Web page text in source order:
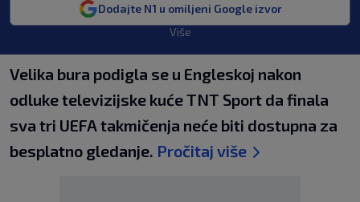
Dodajte N1 u omiljeni Google izvor
Više
Velika bura podigla se u Engleskoj nakon
odluke televizijske kuće TNT Sport da finala
sva tri UEFA takmičenja neće biti dostupna za
besplatno gledanje. Pročitaj više